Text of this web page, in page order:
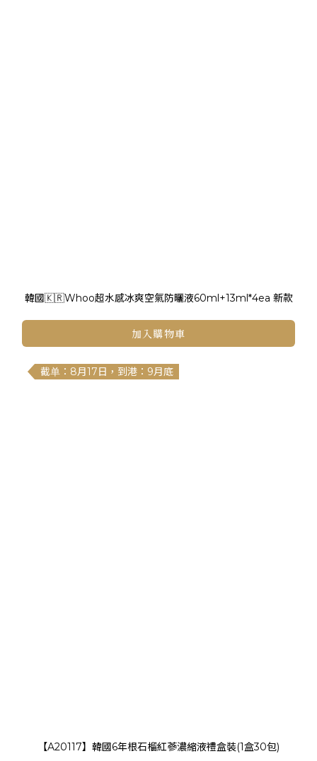
韓國🇰🇷Whoo超水感冰爽空氣防曬液60ml+13ml*4ea 新款
加入購物車
截单：8月17日，到港：9月底
【A20117】韓國6年根石榴紅蔘濃縮液禮盒裝(1盒30包)